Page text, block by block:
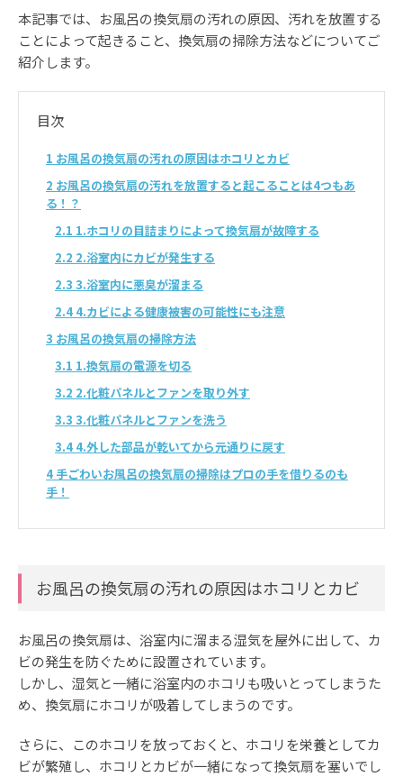
本記事では、お風呂の換気扇の汚れの原因、汚れを放置する
ことによって起きること、換気扇の掃除方法などについてご
紹介します。
目次
1 お風呂の換気扇の汚れの原因はホコリとカビ
2 お風呂の換気扇の汚れを放置すると起こることは4つもあ
る！？
2.1 1.ホコリの目詰まりによって換気扇が故障する
2.2 2.浴室内にカビが発生する
2.3 3.浴室内に悪臭が溜まる
2.4 4.カビによる健康被害の可能性にも注意
3 お風呂の換気扇の掃除方法
3.1 1.換気扇の電源を切る
3.2 2.化粧パネルとファンを取り外す
3.3 3.化粧パネルとファンを洗う
3.4 4.外した部品が乾いてから元通りに戻す
4手ごわいお風呂の換気扇の掃除はプロの手を借りるのも
手！
お風呂の換気扇の汚れの原因はホコリとカビ
お風呂の換気扇は、浴室内に溜まる湿気を屋外に出して、カ
ビの発生を防ぐために設置されています。
しかし、湿気と一緒に浴室内のホコリも吸いとってしまうた
め、換気扇にホコリが吸着してしまうのです。
さらに、このホコリを放っておくと、ホコリを栄養としてカ
ビが繁殖し、ホコリとカビが一緒になって換気扇を塞いでし